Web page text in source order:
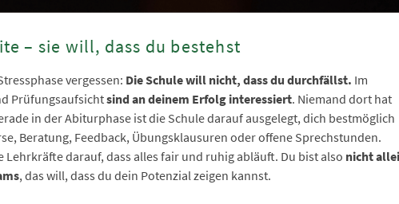
– sie will, dass du bestehst
vergessen: Die Schule will nicht, dass du durchfällst. Im
Prüfungsaufsichtsind an deinem Erfolg interessiert. Niemand dort hat
in der Abiturphase ist die Schule darauf ausgelegt, dich bestmöglich
Beratung, Feedback, Übungsklausuren oder offene Sprechstunden.
Lehrkräfte darauf, dass alles fair und ruhig abläuft. Du bist also nicht
, das will, dass du dein Potenzial zeigen kannst.